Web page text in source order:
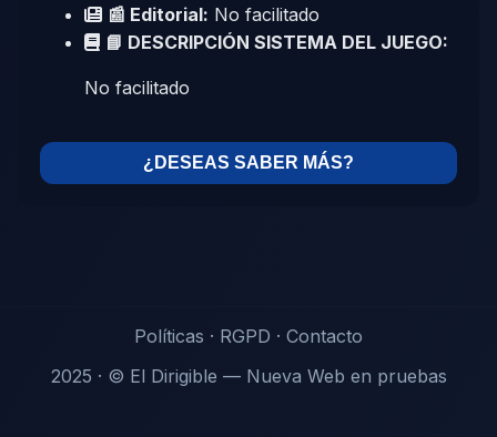
📰 Editorial: No facilitado
📘 DESCRIPCIÓN SISTEMA DEL JUEGO:
No facilitado
¿DESEAS SABER MÁS?
Políticas · RGPD · Contacto
2025 · © El Dirigible — Nueva Web en pruebas